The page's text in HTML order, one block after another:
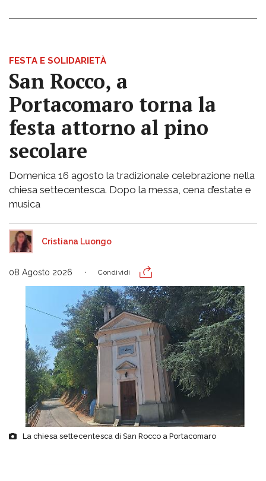
FESTA E SOLIDARIETÀ
San Rocco, a
Portacomaro torna la
festa attorno al pino
secolare
Domenica 16 agosto la tradizionale celebrazione nella
chiesa settecentesca. Dopo la messa, cena d’estate e
musica
Cristiana Luongo
08 Agosto 2026 Condividi
La chiesa settecentesca di San Rocco a Portacomaro